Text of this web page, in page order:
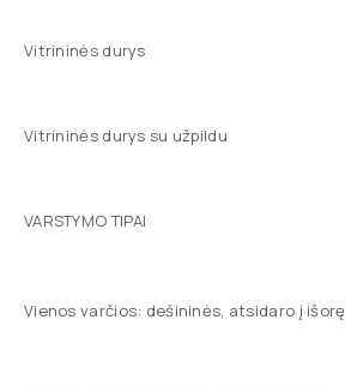
Vitrininės durys
Vitrininės durys su užpildu
VARSTYMO TIPAI
Vienos varčios: dešininės, atsidaro į išorę